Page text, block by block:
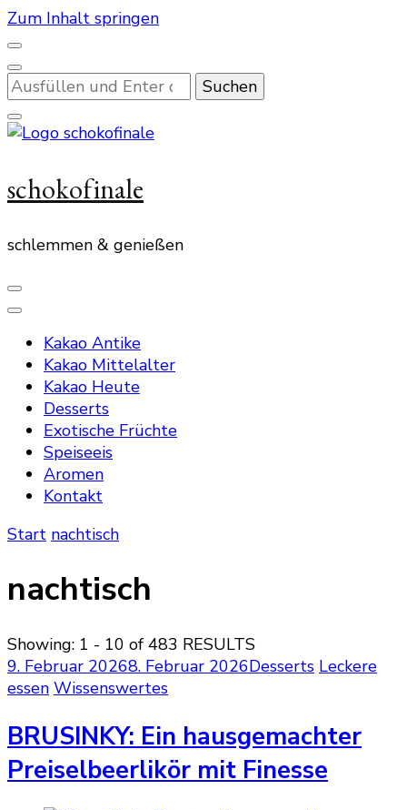
Zum Inhalt springen
Suchst
du
nach
etwas?
schokofinale
schlemmen & genießen
Kakao Antike
Kakao Mittelalter
Kakao Heute
Desserts
Exotische Früchte
Speiseeis
Aromen
Kontakt
Start nachtisch
nachtisch
Showing: 1 - 10 of 483 RESULTS
9. Februar 20268. Februar 2026Desserts Leckere
essen Wissenswertes
BRUSINKY: Ein hausgemachter
Preiselbeerlikör mit Finesse